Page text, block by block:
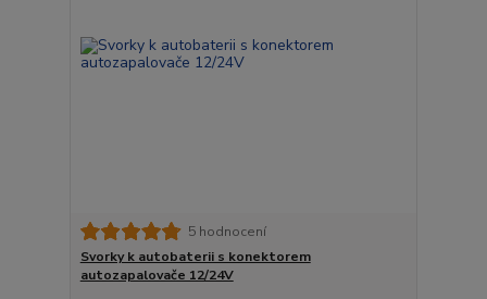
5 hodnocení
Svorky k autobaterii s konektorem
autozapalovače 12/24V